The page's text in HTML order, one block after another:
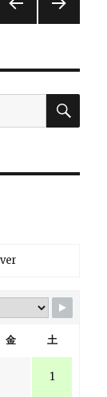
検
金 土
1